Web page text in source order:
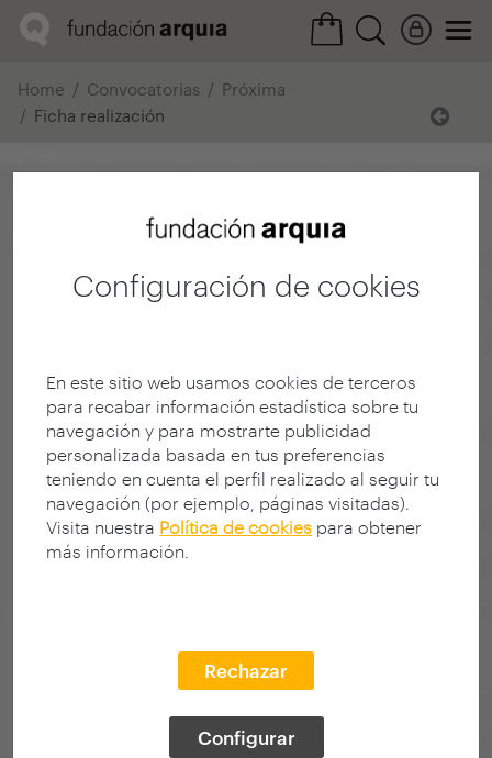
Configuración de cookies
En este sitio web usamos cookies de terceros
para recabar información estadística sobre tu
navegación y para mostrarte publicidad
personalizada basada en tus preferencias
teniendo en cuenta el perfil realizado al seguir tu
navegación (por ejemplo, páginas visitadas).
Visita nuestra Política de cookies para obtener
más información.
Rechazar
Configurar
Home Convocatorias
Próxima
Ficha realización